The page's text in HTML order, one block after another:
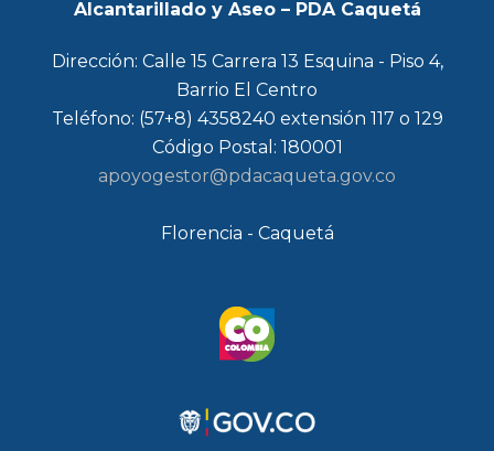
Alcantarillado y Aseo – PDA Caquetá
Dirección: Calle 15 Carrera 13 Esquina - Piso 4,
Barrio El Centro
Teléfono: (57+8) 4358240 extensión 117 o 129
Código Postal: 180001
apoyogestor@pdacaqueta.gov.co
Florencia - Caquetá